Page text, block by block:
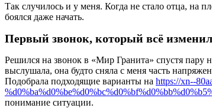
Так случилось и у меня. Когда не стало отца, на
боялся даже начать.
Первый звонок, который всё изменил
Решился на звонок в «Мир Гранита» спустя пару
выслушала, она будто сняла с меня часть
Подобрала подходящие варианты на https://xn--
понимание ситуации.